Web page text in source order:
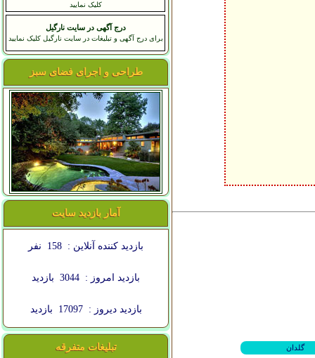
کلیک نمایید
درج آگهی در سایت نارگیل
برای درج آگهی و تبلیغات در سایت نارگیل کلیک نمایید
طراحی و اجرای فضای سبز
آمار بازدید سایت
بازدید کننده آنلاین : 158 نفر
بازدید امروز : 3044 بازدید
بازدید دیروز : 17097 بازدید
تبلیغات متفرقه گلدان